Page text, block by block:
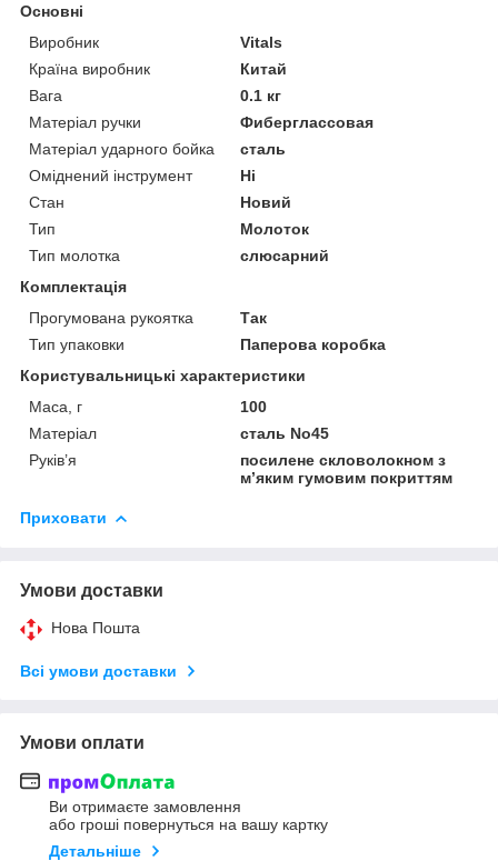
Основні
Виробник
Vitals
Країна виробник
Китай
Вага
0.1 кг
Матеріал ручки
Фиберглассовая
Матеріал ударного бойка
сталь
Оміднений інструмент
Ні
Стан
Новий
Тип
Молоток
Тип молотка
слюсарний
Комплектація
Прогумована рукоятка
Так
Тип упаковки
Паперова коробка
Користувальницькі характеристики
Маса, г
100
Матеріал
сталь No45
Руків’я
посилене скловолокном з
м’яким гумовим покриттям
Приховати
Умови доставки
Нова Пошта
Всі умови доставки
Умови оплати
Ви отримаєте замовлення
або гроші повернуться на вашу картку
Детальніше